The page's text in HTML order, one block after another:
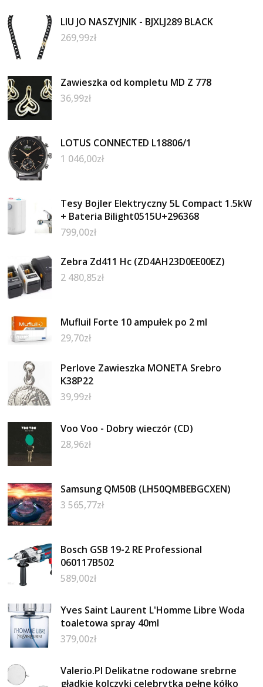
LIU JO NASZYJNIK - BJXLJ289 BLACK
269,99zł
Zawieszka od kompletu MD Z 778
36,99zł
LOTUS CONNECTED L18806/1
1 046,00zł
Tesy Bojler Elektryczny 5L Compact 1.5kW
+ Bateria Bilight0515U+296368
799,00zł
Zebra Zd411 Hc (ZD4AH23D0EE00EZ)
2 480,85zł
Mufluil Forte 10 ampułek po 2 ml
29,70zł
Perlove Zawieszka MONETA Srebro
K38P22
39,99zł
Voo Voo - Dobry wieczór (CD)
28,96zł
Samsung QM50B (LH50QMBEBGCXEN)
3 565,77zł
Bosch GSB 19-2 RE Professional
060117B502
589,00zł
Yves Saint Laurent L'Homme Libre Woda
toaletowa spray 40ml
379,00zł
Valerio.Pl Delikatne rodowane srebrne
gładkie kolczyki celebrytka pełne kółko